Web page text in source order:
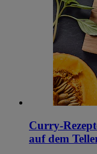
Curry-
auf dem